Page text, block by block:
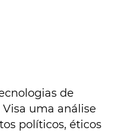
de
uma análise
políticos, éticos